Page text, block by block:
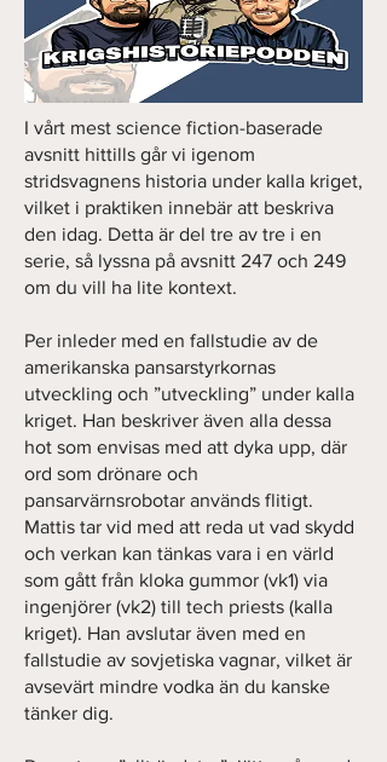
I vårt mest science fiction-baserade
avsnitt hittills går vi igenom
stridsvagnens historia under kalla kriget,
vilket i praktiken innebär att beskriva
den idag. Detta är del tre av tre i en
serie, så lyssna på avsnitt 247 och 249
om du vill ha lite kontext.
Per inleder med en fallstudie av de
amerikanska pansarstyrkornas
utveckling och ”utveckling” under kalla
kriget. Han beskriver även alla dessa
hot som envisas med att dyka upp, där
ord som drönare och
pansarvärnsrobotar används flitigt.
Mattis tar vid med att reda ut vad skydd
och verkan kan tänkas vara i en värld
som gått från kloka gummor (vk1) via
ingenjörer (vk2) till tech priests (kalla
kriget). Han avslutar även med en
fallstudie av sovjetiska vagnar, vilket är
avsevärt mindre vodka än du kanske
tänker dig.